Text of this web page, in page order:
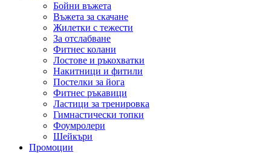
Бойни въжета
Въжета за скачане
Жилетки с тежести
За отслабване
Фитнес колани
Лостове и ръкохватки
Накитници и фитили
Постелки за йога
Фитнес ръкавици
Ластици за тренировка
Гимнастически топки
Фоумролери
Шейкъри
Промоции